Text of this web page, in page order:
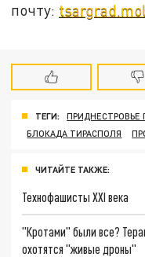
почту:
ТЕГИ:
БЛОКАДА ТИРАСПОЛЯ
ЧИТАЙТЕ ТАКЖЕ:
Технофашисты XXI века
"Кротами" были все?
охотятся "живые дроны"